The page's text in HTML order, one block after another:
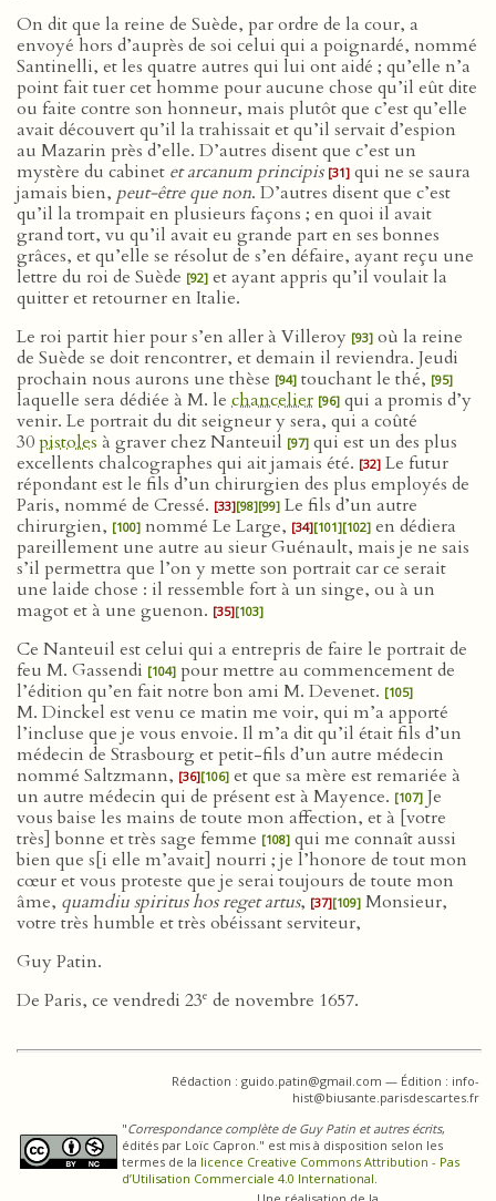
On dit que la reine de Suède, par ordre de la cour, a
envoyé hors d’auprès de soi celui qui a poignardé, nommé
Santinelli, et les quatre autres qui lui ont aidé ; qu’elle n’a
point fait tuer cet homme pour aucune chose qu’il eût dite
ou faite contre son honneur, mais plutôt que c’est qu’elle
avait découvert qu’il la trahissait et qu’il servait d’espion
au Mazarin près d’elle. D’autres disent que c’est un
mystère du cabinet et arcanum principis [31] qui ne se saura
jamais bien, peut-être que non. D’autres disent que c’est
qu’il la trompait en plusieurs façons ; en quoi il avait
grand tort, vu qu’il avait eu grande part en ses bonnes
grâces, et qu’elle se résolut de s’en défaire, ayant reçu une
lettre du roi de Suède [92] et ayant appris qu’il voulait la
quitter et retourner en Italie.
Le roi partit hier pour s’en aller à Villeroy [93] où la reine
de Suède se doit rencontrer, et demain il reviendra. Jeudi
prochain nous aurons une thèse [94] touchant le thé, [95]
laquelle sera dédiée à M. le chancelier [96] qui a promis d’y
venir. Le portrait du dit seigneur y sera, qui a coûté
30pistoles à graver chez Nanteuil [97] qui est un des plus
excellents chalcographes qui ait jamais été. [32] Le futur
répondant est le fils d’un chirurgien des plus employés de
Paris, nommé de Cressé. [33][98][99] Le fils d’un autre
chirurgien, [100] nommé Le Large, [34][101][102] en dédiera
pareillement une autre au sieur Guénault, mais je ne sais
s’il permettra que l’on y mette son portrait car ce serait
une laide chose : il ressemble fort à un singe, ou à un
magot et à une guenon. [35][103]
Ce Nanteuil est celui qui a entrepris de faire le portrait de
feu M. Gassendi [104] pour mettre au commencement de
l’édition qu’en fait notre bon ami M. Devenet. [105]
M. Dinckel est venu ce matin me voir, qui m’a apporté
l’incluse que je vous envoie. Il m’a dit qu’il était fils d’un
médecin de Strasbourg et petit-fils d’un autre médecin
nommé Saltzmann, [36][106] et que sa mère est remariée à
un autre médecin qui de présent est à Mayence. [107] Je
vous baise les mains de toute mon affection, et à [votre
très] bonne et très sage femme [108] qui me connaît aussi
bien que s[i elle m’avait] nourri ; je l’honore de tout mon
cœur et vous proteste que je serai toujours de toute mon
âme, quamdiu spiritus hos reget artus, [37][109] Monsieur,
votre très humble et très obéissant serviteur,
Guy Patin.
De Paris, ce vendredi 23e de novembre 1657.
Rédaction : guido.patin@gmail.com — Édition : info-
hist@biusante.parisdescartes.fr
"Correspondance complète de Guy Patin et autres écrits,
édités par Loïc Capron." est mis à disposition selon les
termes de la licence Creative Commons Attribution - Pas
d’Utilisation Commerciale 4.0 International.